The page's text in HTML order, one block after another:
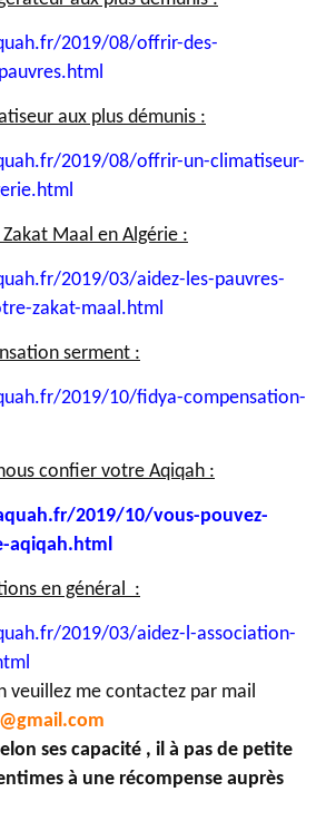
2019/08/offrir-des-
aux plus démunis :
2019/08/offrir-un-climatiseur-
Maal en Algérie :
2019/03/aidez-les-pauvres-
zakat-maal.html
serment :
2019/10/fidya-compensation-
confier votre Aqiqah :
2019/10/vous-pouvez-
aqiqah.html
en général :
2019/03/aidez-l-association-
veuillez me contactez par mail
ses capacité , il à pas de petite
à une récompense auprès